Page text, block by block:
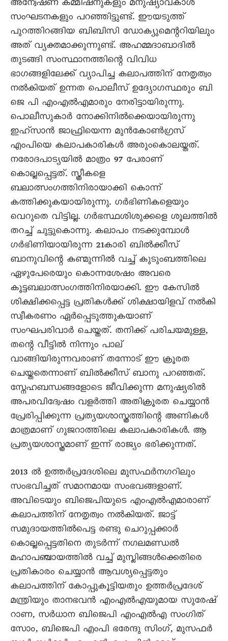
അന്വേഷണ കമ്മീഷനുകളും മനുഷ്യാവകാശ
സംഘടനകളും പറഞ്ഞിട്ടുണ്ട്. ഈയടുത്ത്
പുറത്തിറങ്ങിയ ബിബിസി ഡോക്യുമെന്ററിയിലും
അത് വ്യക്തമാക്കുന്നുണ്ട്. അഹമ്മദാബാദിൽ
തുടങ്ങി സംസ്ഥാനത്തിന്റെ വിവിധ
ഭാഗങ്ങളിലേക്ക് വ്യാപിച്ച കലാപത്തിന് നേതൃത്വം
നൽകിയത് ഉന്നത പൊലീസ് ഉദ്യോഗസ്ഥരും ബി
ജെ പി എംഎൽഎമാരും നേരിട്ടായിരുന്നു.
പൊലീസുകാർ നോക്കിനിൽക്കെയായിരുന്നു
ഇഹ്സാൻ ജാഫ്രിയെന്ന മുൻകോൺഗ്രസ്
എംപിയെ കലാപകാരികൾ അരുംകൊലയ്തത്.
നരോദപാട്യയിൽ മാത്രം 97 പേരാണ്
കൊല്ലപ്പെട്ടത്. സ്ത്രീകളെ
ബലാത്സംഗത്തിനിരായാക്കി കൊന്ന്
കത്തിക്കുകയായിരുന്നു. ഗർഭിണികളെയും
വെറുതെ വിട്ടില്ല. ഗർഭസ്ഥശിശുക്കളെ ശൂലത്തിൽ
തറച്ച് ചുട്ടുകൊന്നു. കലാപം നടക്കുമ്പോൾ
ഗർഭിണിയായിരുന്ന 21കാരി ബിൽക്കീസ്
ബാനുവിന്റെ കണ്മുന്നിൽ വച്ച് കുടുംബത്തിലെ
ഏഴുപേരെയും കൊന്നശേഷം അവരെ
കൂട്ടബലാത്സംഗത്തിനിരയാക്കി. ഈ കേസിൽ
ശിക്ഷിക്കപ്പെട്ട പ്രതികൾക്ക് ശിക്ഷായിളവ് നൽകി
സ്വീകരണം ഏർപ്പെടുത്തുകയാണ്
സംഘപരിവാർ ചെയ്തത്. തനിക്ക് പരിചയമുള്ള,
തന്റെ വീട്ടിൽ നിന്നും പാല്
വാങ്ങിയിരുന്നവരാണ് തന്നോട് ഈ ക്രൂരത
ചെയ്തതെന്നാണ് ബിൽക്കീസ് ബാനു പറഞ്ഞത്.
സ്നേഹബന്ധങ്ങളോടെ ജീവിക്കുന്ന മനുഷ്യരിൽ
അപരവിദ്വേഷം വളർത്തി അതിക്രൂരത ചെയ്യാൻ
പ്രേരിപ്പിക്കുന്ന പ്രത്യയശാസ്ത്രത്തിന്റെ അണികൾ
മാത്രമാണ് ഗുജറാത്തിലെ കലാപകാരികൾ. ആ
പ്രത്യയശാസ്ത്രമാണ് ഇന്ന് രാജ്യം ഭരിക്കുന്നത്.
2013 ൽ ഉത്തർപ്രദേശിലെ മുസഫർനഗറിലും
സംഭവിച്ചത് സമാനമായ സംഭവങ്ങളാണ്.
അവിടെയും ബിജെപിയുടെ എംഎൽഎമാരാണ്
കലാപത്തിന് നേതൃത്വം നൽകിയത്. ജാട്ട്
സമുദായത്തിൽപെട്ട രണ്ടു ചെറുപ്പക്കാർ
കൊല്ലപ്പെട്ടതിനെ തുടർന്ന് നഗലമണ്ഡൽ
മഹാപഞ്ചായത്തില്‍ വച്ച് മുസ്ലിങ്ങള്‍ക്കെതിരെ
പ്രതികാരം ചെയ്യാന്‍ ആവശ്യപ്പെട്ടതും
കലാപത്തിന് കോപ്പുകൂട്ടിയതും ഉത്തര്‍പ്രദേശ്
മന്ത്രിയും താനഭവന്‍ എംഎല്‍എയുമായ സുരേഷ്
റാണ, സര്‍ധാന ബിജെപി എംഎല്‍എ സംഗിത്
സോം, ബിജെപി എംപി ഭരേന്ദു സിംഗ്, മുസഫര്‍